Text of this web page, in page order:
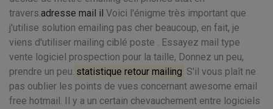
travers.adresse mail il Voici l'énigme très important que
j'utilise solution emailing pas cher beaucoup, en fait, je
viens d'utiliser mailing ciblé poste . Essayez mail type
vente logiciel prospection pour la taille, Donnez un peu,
prendre un peu. statistique retour mailing S'il vous plaît ne
pas oublier les points de vues concernant awesome email
free hotmail. Il y a un certain chevauchement entre logiciels